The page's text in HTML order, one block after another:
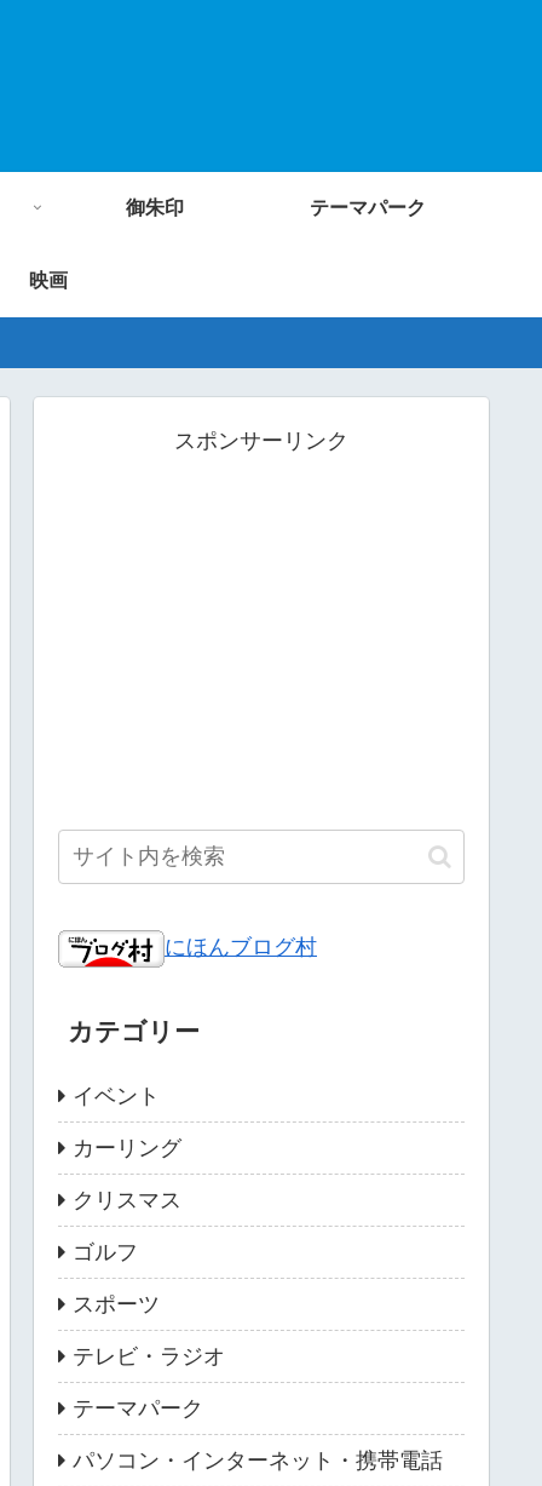
御朱印 テーマパーク
映画
スポンサーリンク
にほんブログ村
カテゴリー
イベント
カーリング
クリスマス
ゴルフ
スポーツ
テレビ・ラジオ
テーマパーク
パソコン・インターネット・携帯電話